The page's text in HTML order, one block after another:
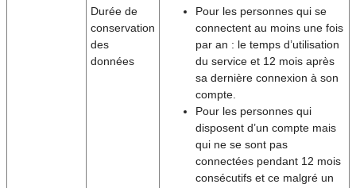
Durée de
conservation
des
données
Pour les personnes qui se
connectent au moins une fois
par an : le temps d’utilisation
du service et 12 mois après
sa dernière connexion à son
compte.
Pour les personnes qui
disposent d’un compte mais
qui ne se sont pas
connectées pendant 12 mois
consécutifs et ce malgré un